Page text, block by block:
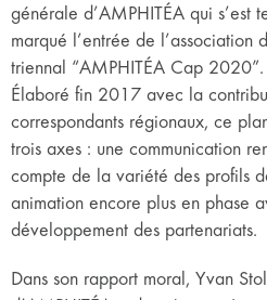
générale d’AMPHITÉA qui s’est
marqué l’entrée de l’association
triennal “AMPHITÉA Cap 2020”.
Élaboré fin 2017 avec la
correspondants régionaux, ce
trois axes : une communication
compte de la variété des profils
animation encore plus en phase
développement des partenariats.
Dans son rapport moral, Yvan